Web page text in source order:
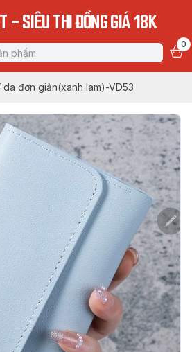
- SIÊU THI ĐỒNG GIÁ 18K
0
da đơn giản(xanh lam)-VD53